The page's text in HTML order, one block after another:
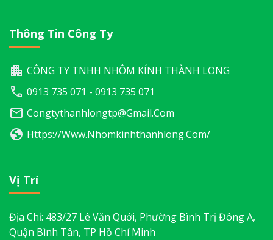
Thông Tin Công Ty
CÔNG TY TNHH NHÔM KÍNH THÀNH LONG
0913 735 071 - 0913 735 071
Congtythanhlongtp@gmail.com
Https://www.nhomkinhthanhlong.com/
Vị Trí
Địa Chỉ: 483/27 Lê Văn Quới, Phường Bình Trị Đông A,
Quận Bình Tân, TP Hồ Chí Minh